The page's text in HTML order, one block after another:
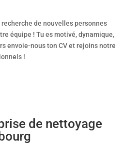
recherche de nouvelles personnes
équipe ! Tu es motivé, dynamique,
envoie-nous ton CV et rejoins notre
!
de nettoyage